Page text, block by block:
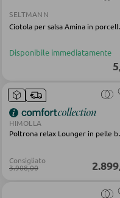
Ganci
Servimuti
Madie da
Appendiabiti
Armadi
Panche per
Linee
SELTMANN
Disponibile immediatamente
5,
HIMOLLA
Consigliato
3.908,00 2.899,